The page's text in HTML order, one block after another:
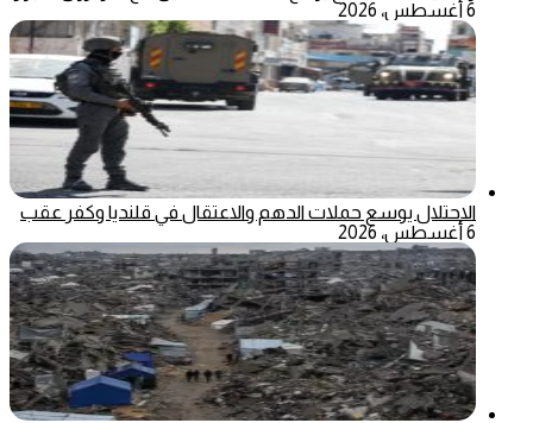
6 أغسطس، 2026
الاحتلال يوسع حملات الدهم والاعتقال في قلنديا وكفر عقب
6 أغسطس، 2026